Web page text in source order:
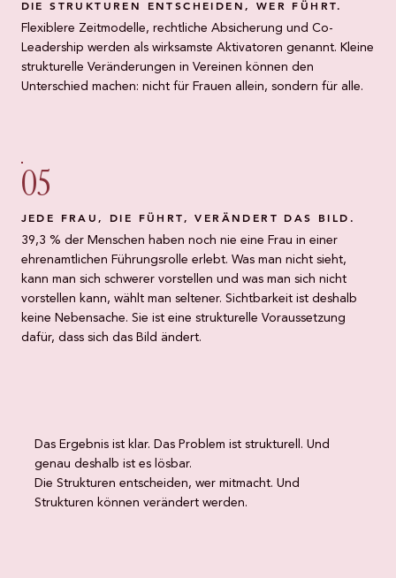
DIE STRUKTUREN ENTSCHEIDEN, WER FÜHRT.
Flexiblere Zeitmodelle, rechtliche Absicherung und Co-
Leadership werden als wirksamste Aktivatoren genannt. Kleine
strukturelle Veränderungen in Vereinen können den
Unterschied machen: nicht für Frauen allein, sondern für alle.
05
JEDE FRAU, DIE FÜHRT, VERÄNDERT DAS BILD.
39,3 % der Menschen haben noch nie eine Frau in einer
ehrenamtlichen Führungsrolle erlebt. Was man nicht sieht,
kann man sich schwerer vorstellen und was man sich nicht
vorstellen kann, wählt man seltener. Sichtbarkeit ist deshalb
keine Nebensache. Sie ist eine strukturelle Voraussetzung
dafür, dass sich das Bild ändert.
Das Ergebnis ist klar. Das Problem ist strukturell. Und
genau deshalb ist es lösbar.
Die Strukturen entscheiden, wer mitmacht. Und
Strukturen können verändert werden.